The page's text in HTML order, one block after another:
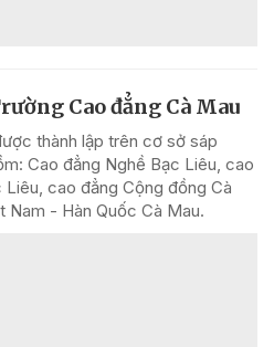
Cao đẳng Cà Mau
thành lập trên cơ sở sáp
Cao đẳng Nghề Bạc Liêu, cao
cao đẳng Cộng đồng Cà
Nam - Hàn Quốc Cà Mau.